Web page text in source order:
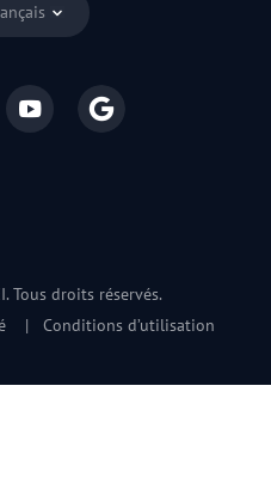
Tous droits réservés.
| Conditions d’utilisation